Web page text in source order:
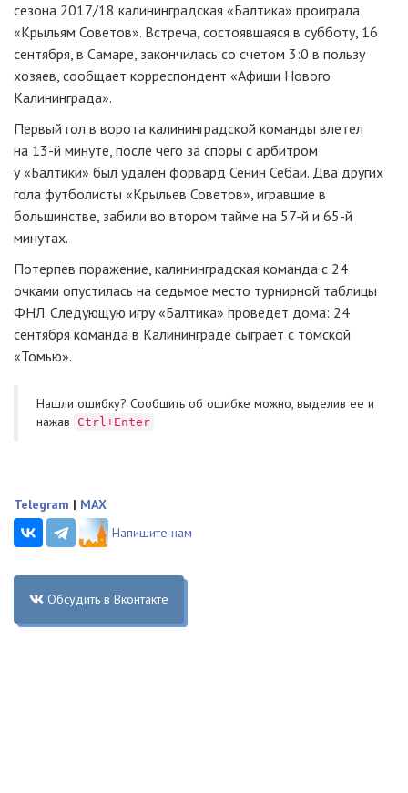
сезона 2017/18 калининградская «Балтика» проиграла
«Крыльям Советов». Встреча, состоявшаяся в субботу, 16
сентября, в Самаре, закончилась со счетом 3:0 в пользу
хозяев, сообщает корреспондент «Афиши Нового
Калининграда».
Первый гол в ворота калининградской команды влетел
на 13-й минуте, после чего за споры с арбитром
у «Балтики» был удален форвард Сенин Себаи. Два других
гола футболисты «Крыльев Советов», игравшие в
большинстве, забили во втором тайме на 57-й и 65-й
минутах.
Потерпев поражение, калининградская команда с 24
очками опустилась на седьмое место турнирной таблицы
ФНЛ. Следующую игру «Балтика» проведет дома: 24
сентября команда в Калининграде сыграет с томской
«Томью».
Нашли ошибку? Cообщить об ошибке можно, выделив ее и
нажав
Ctrl+Enter
Telegram | MAX
Напишите нам
Обсудить в Вконтакте